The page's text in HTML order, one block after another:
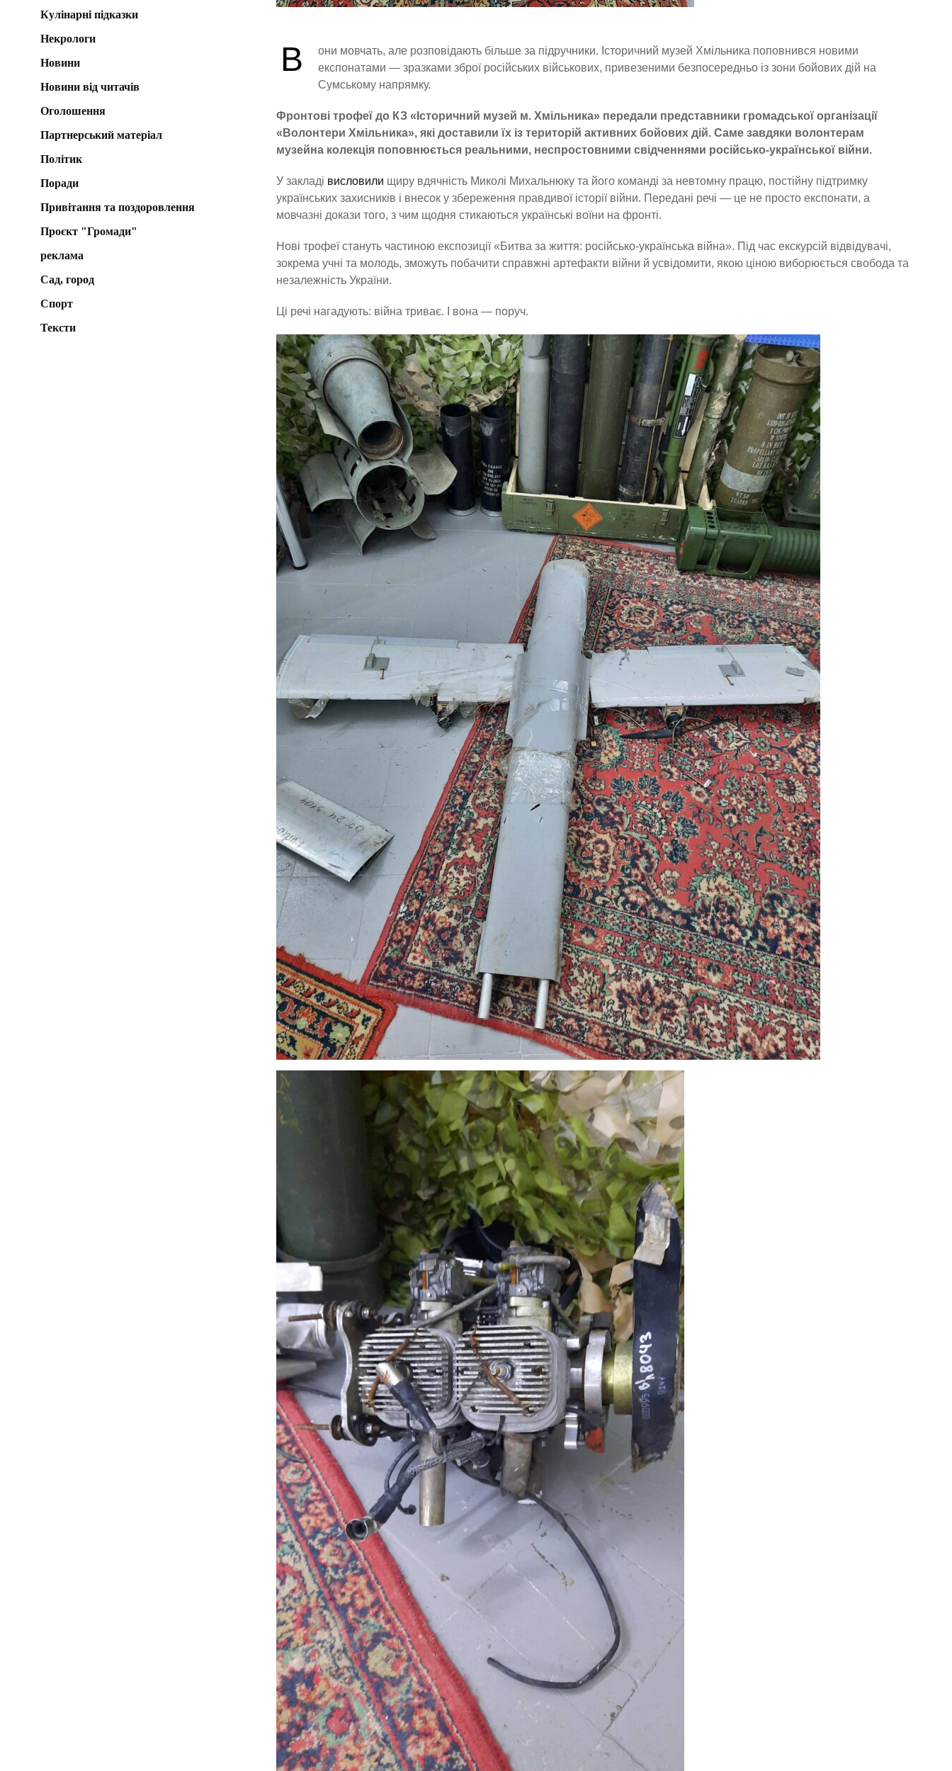
В
они мовчать, але розповідають більше за підручники. Історичний музей Хмільника поповнився новими
експонатами — зразками зброї російських військових, привезеними безпосередньо із зони бойових дій на
Сумському напрямку.
Фронтові трофеї до КЗ «Історичний музей м. Хмільника» передали представники громадської організації
«Волонтери Хмільника», які доставили їх із територій активних бойових дій. Саме завдяки волонтерам
музейна колекція поповнюється реальними, неспростовними свідченнями російсько-української війни.
У закладі висловили щиру вдячність Миколі Михальнюку та його команді за невтомну працю, постійну підтримку
українських захисників і внесок у збереження правдивої історії війни. Передані речі — це не просто експонати, а
мовчазні докази того, з чим щодня стикаються українські воїни на фронті.
Нові трофеї стануть частиною експозиції «Битва за життя: російсько-українська війна». Під час екскурсій відвідувачі,
зокрема учні та молодь, зможуть побачити справжні артефакти війни й усвідомити, якою ціною виборюється свобода та
незалежність України.
Ці речі нагадують: війна триває. І вона — поруч.
Кулінарні підказки
Некрологи
Новини
Новини від читачів
Оголошення
Партнерський матеріал
Політик
Поради
Привітання та поздоровлення
Проєкт "Громади"
реклама
Сад, город
Спорт
Тексти